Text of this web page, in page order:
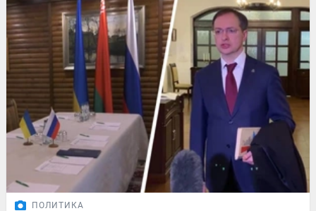
ПОЛИТИКА